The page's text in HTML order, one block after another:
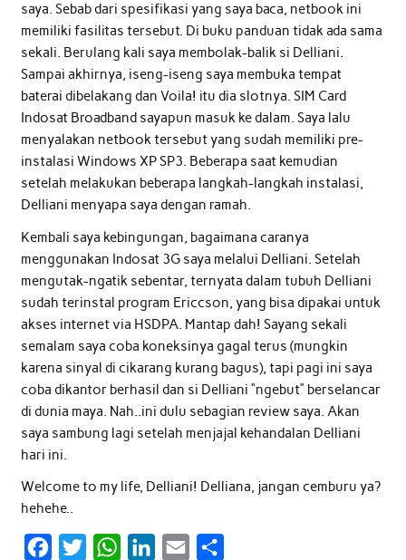
saya. Sebab dari spesifikasi yang saya baca, netbook ini
memiliki fasilitas tersebut. Di buku panduan tidak ada sama
sekali. Berulang kali saya membolak-balik si Delliani.
Sampai akhirnya, iseng-iseng saya membuka tempat
baterai dibelakang dan Voila! itu dia slotnya. SIM Card
Indosat Broadband sayapun masuk ke dalam. Saya lalu
menyalakan netbook tersebut yang sudah memiliki pre-
instalasi Windows XP SP3. Beberapa saat kemudian
setelah melakukan beberapa langkah-langkah instalasi,
Delliani menyapa saya dengan ramah.
Kembali saya kebingungan, bagaimana caranya
menggunakan Indosat 3G saya melalui Delliani. Setelah
mengutak-ngatik sebentar, ternyata dalam tubuh Delliani
sudah terinstal program Ericcson, yang bisa dipakai untuk
akses internet via HSDPA. Mantap dah! Sayang sekali
semalam saya coba koneksinya gagal terus (mungkin
karena sinyal di cikarang kurang bagus), tapi pagi ini saya
coba dikantor berhasil dan si Delliani “ngebut” berselancar
di dunia maya. Nah..ini dulu sebagian review saya. Akan
saya sambung lagi setelah menjajal kehandalan Delliani
hari ini.
Welcome to my life, Delliani! Delliana, jangan cemburu ya?
hehehe..
W